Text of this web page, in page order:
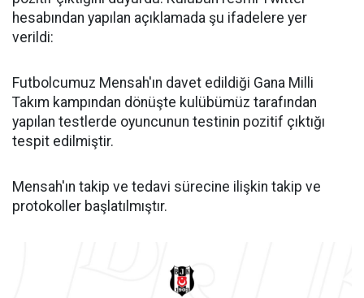
hesabından yapılan açıklamada şu ifadelere yer
verildi:
Futbolcumuz Mensah'ın davet edildiği Gana Milli
Takım kampından dönüşte kulübümüz tarafından
yapılan testlerde oyuncunun testinin pozitif çıktığı
tespit edilmiştir.
Mensah'ın takip ve tedavi sürecine ilişkin takip ve
protokoller başlatılmıştır.